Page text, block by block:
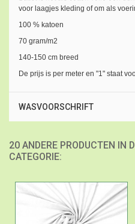
voor laagjes kleding of om als
100 % katoen
70 gram/m2
140-150 cm breed
De prijs is per meter en "1" staat
WASVOORSCHRIFT
20 ANDERE PRODUCTEN IN
CATEGORIE: